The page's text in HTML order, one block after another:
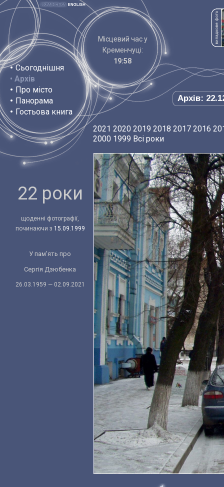
• Сьогоднішня
• Архів
• Про місто
• Панорама
• Гостьова книга
Місцевий час у
Кременчуці:
19:58
Архів:
22 роки
щоденні фотографії,
починаючи з 15.09.1999
У пам'ять про
Сергія Дзюбенка
26.03.1959 — 02.09.2021
2021 2020 2019 2018 2017 2016
2000 1999 Всі роки